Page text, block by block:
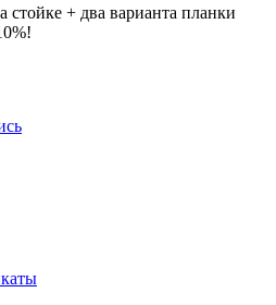
+ два варианта планки